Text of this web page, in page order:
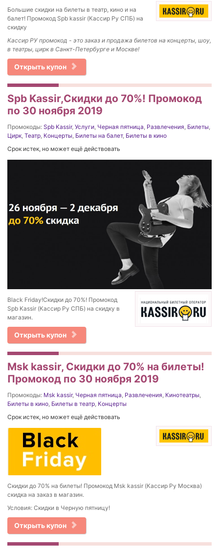
Большие скидки на билеты в театр, кино и на
балет! Промокод Spb kassir (Кассир Ру СПБ) на
скидку
Кассир РУ промокод - это заказ и продажа билетов на концерты, шоу,
в театры, цирк в Санкт-Петербурге и Москве!
Открыть купон
Spb Kassir,Скидки до 70%! Промокод
по 30 ноября 2019
Промокоды: Spb Kassir, Услуги, Черная пятница, Развлечения, Билеты,
Цирк, Театр, Концерты, Билеты на балет, Билеты в кино
Срок истек, но может ещё действовать
Black Friday!Скидки до 70%! Промокод
Spb Kassir (Кассир Ру СПБ) на скидку в
магазин.
Открыть купон
Msk kassir, Скидки до 70% на билеты!
Промокод по 30 ноября 2019
Промокоды: Msk kassir, Черная пятница Развлечения Кинотеатры
Билеты в кино Билеты в театр Концерты
Срок истек, но может ещё действовать
Скидки до 70% на билеты! Промокод Msk kassir (Кассир Ру Москва)
скидка на заказ в магазин.
Условия: Скидки в Черную пятницу!
Открыть купон